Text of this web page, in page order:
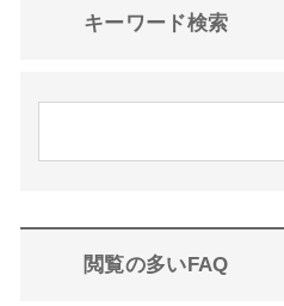
キーワード検索
閲覧の多いFAQ